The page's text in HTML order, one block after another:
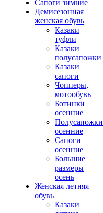
Сапоги зимние
Демисезонная
женская обувь
Казаки
туфли
Казаки
полусапожки
Казаки
сапоги
Чопперы,
мотообувь
Ботинки
осенние
Полусапожки
осенние
Сапоги
осенние
Большие
размеры
осень
Женская летняя
обувь
Казаки